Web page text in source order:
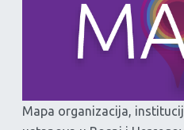
Mapa organizacija,